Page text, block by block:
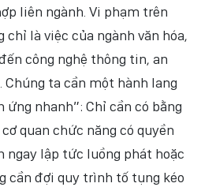
liên ngành. Vi phạm trên
chỉ là việc của ngành văn hóa,
công nghệ thông tin, an
ta cần một hành lang
ứng nhanh”: Chỉ cần có bằng
quan chức năng có quyền
ngay lập tức luồng phát hoặc
cần đợi quy trình tố tụng kéo